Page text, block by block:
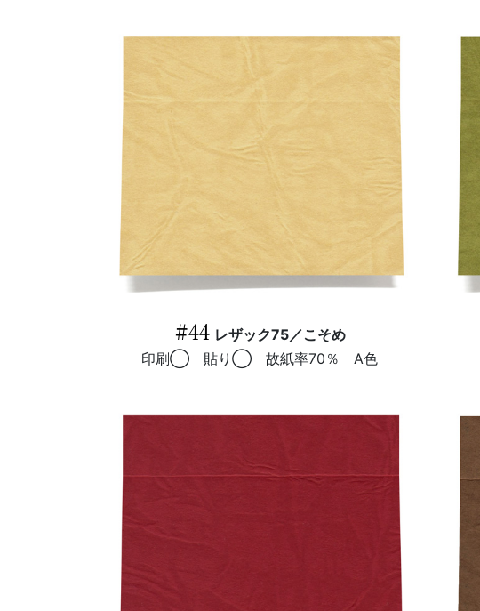
#44 レザック75／こそめ
印刷◯ 貼り◯ 故紙率70％ A色